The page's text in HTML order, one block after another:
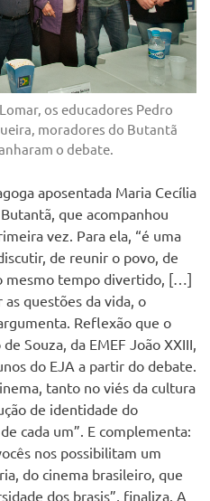
os educadores Pedro
moradores do Butantã
o debate.
aposentada Maria Cecília
que acompanhou
vez. Para ela, “é uma
de reunir o povo, de
mesmo tempo divertido, […]
questões da vida, o
Reflexão que o
Souza, da EMEF João XXIII,
do EJA a partir do debate.
tanto no viés da cultura
de identidade do
cada um”. E complementa:
nos possibilitam um
do cinema brasileiro, que
dos brasis”, finaliza. A